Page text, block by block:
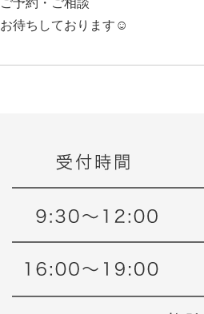
お待ちしております☺️